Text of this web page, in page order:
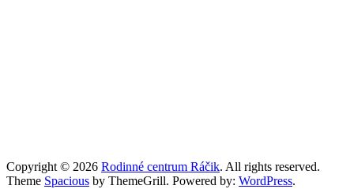
Copyright © 2026 Rodinné centrum Ráčik. All rights reserved.
Theme Spacious by ThemeGrill. Powered by: WordPress.